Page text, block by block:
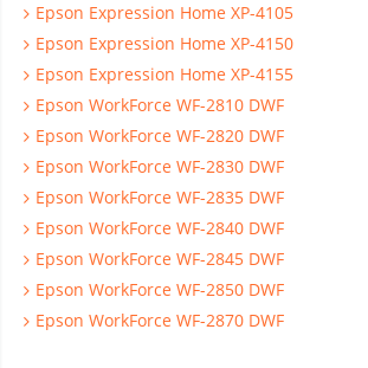
Epson Expression Home XP-4105
Epson Expression Home XP-4150
Epson Expression Home XP-4155
Epson WorkForce WF-2810 DWF
Epson WorkForce WF-2820 DWF
Epson WorkForce WF-2830 DWF
Epson WorkForce WF-2835 DWF
Epson WorkForce WF-2840 DWF
Epson WorkForce WF-2845 DWF
Epson WorkForce WF-2850 DWF
Epson WorkForce WF-2870 DWF